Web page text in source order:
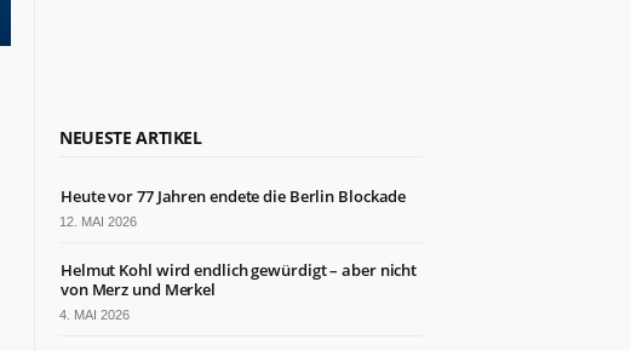
NEUESTE ARTIKEL
Heute vor 77 Jahren endete die Berlin Blockade
12. MAI 2026
Helmut Kohl wird endlich gewürdigt – aber nicht
von Merz und Merkel
4. MAI 2026